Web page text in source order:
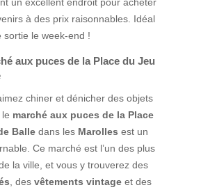
à des prix raisonnables. Idéal
sortie le week-end !
aux puces de la Place du Jeu
chiner et dénicher des objets
marché aux puces de la Place
Balledans les Marolles est un
Ce marché est l’un des plus
la ville, et vous y trouverez des
, des vêtements vintageet des